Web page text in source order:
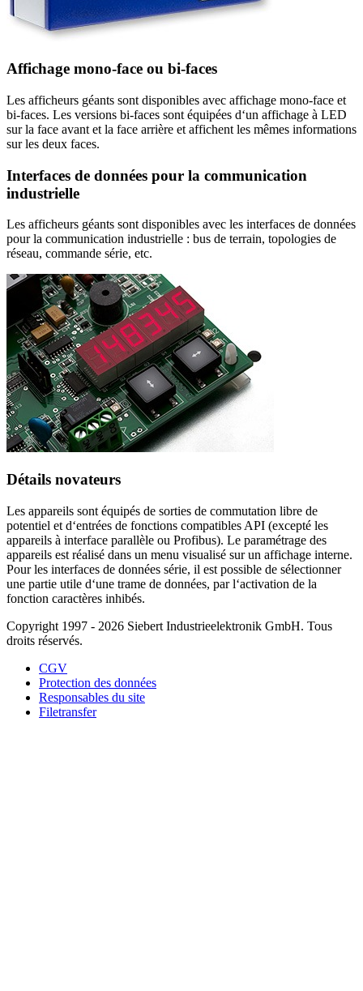
Affichage mono-face ou bi-faces
Les afficheurs géants sont disponibles avec affichage mono-face et
bi-faces. Les versions bi-faces sont équipées d‘un affichage à LED
sur la face avant et la face arrière et affichent les mêmes informations
sur les deux faces.
Interfaces de données pour la communication
industrielle
Les afficheurs géants sont disponibles avec les interfaces de données
pour la communication industrielle : bus de terrain, topologies de
réseau, commande série, etc.
Détails novateurs
Les appareils sont équipés de sorties de commutation libre de
potentiel et d‘entrées de fonctions compatibles API (excepté les
appareils à interface parallèle ou Profibus). Le paramétrage des
appareils est réalisé dans un menu visualisé sur un affichage interne.
Pour les interfaces de données série, il est possible de sélectionner
une partie utile d‘une trame de données, par l‘activation de la
fonction caractères inhibés.
Copyright 1997 - 2026 Siebert Industrieelektronik GmbH. Tous
droits réservés.
CGV
Protection des données
Responsables du site
Filetransfer